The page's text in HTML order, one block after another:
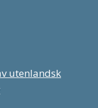
utenlandsk